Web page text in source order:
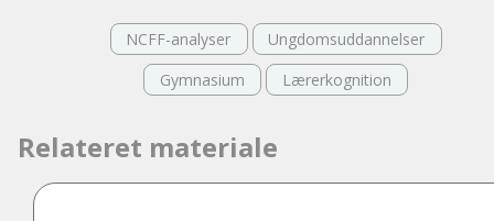
NCFF-analyser
Ungdomsuddannelser
Gymnasium
Lærerkognition
Relateret materiale